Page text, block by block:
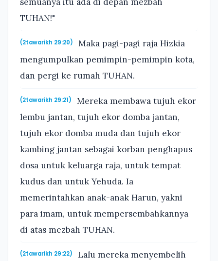
semuanya itu ada di depan mezbah
TUHAN!"
(2tawarikh 29:20)
Maka pagi-pagi raja Hizkia
mengumpulkan pemimpin-pemimpin kota,
dan pergi ke rumah TUHAN.
(2tawarikh 29:21)
Mereka membawa tujuh ekor
lembu jantan, tujuh ekor domba jantan,
tujuh ekor domba muda dan tujuh ekor
kambing jantan sebagai korban penghapus
dosa untuk keluarga raja, untuk tempat
kudus dan untuk Yehuda. Ia
memerintahkan anak-anak Harun, yakni
para imam, untuk mempersembahkannya
di atas mezbah TUHAN.
(2tawarikh 29:22)
Lalu mereka menyembelih